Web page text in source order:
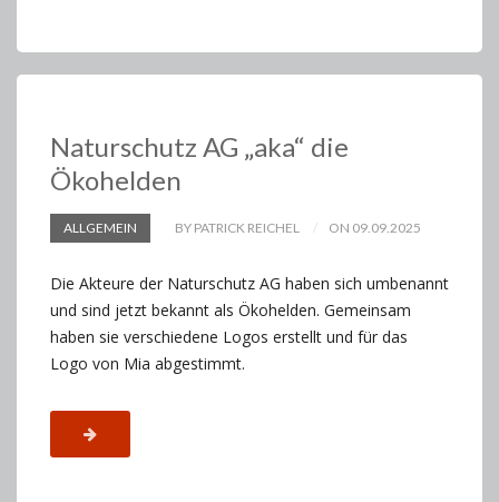
Naturschutz AG „aka“ die
Ökohelden
ALLGEMEIN BY PATRICK REICHEL ON 09.09.2025
Die Akteure der Naturschutz AG haben sich umbenannt
und sind jetzt bekannt als Ökohelden. Gemeinsam
haben sie verschiedene Logos erstellt und für das
Logo von Mia abgestimmt.